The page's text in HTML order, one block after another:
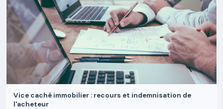
Vice caché immobilier : recours et indemnisation de
l'acheteur